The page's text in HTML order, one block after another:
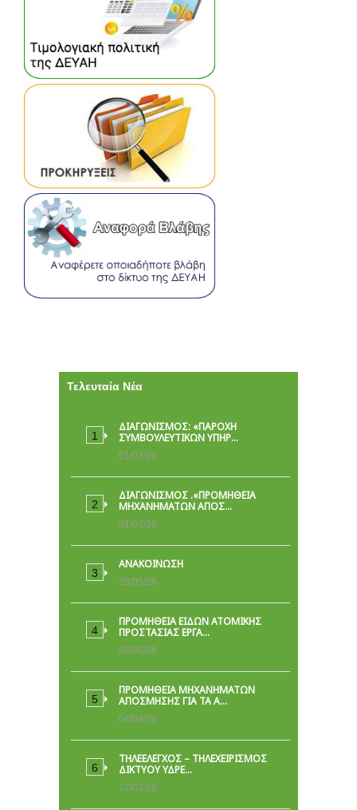
Τελευταία Νέα
ΔΙΑΓΩΝΙΣΜΟΣ: «ΠΑΡΟΧΉ
ΣΥΜΒΟΥΛΕΥΤΙΚΏΝ ΥΠΗΡ…
01/07/26
ΔΙΑΓΩΝΙΣΜΟΣ .«ΠΡΟΜΗΘΕΙΑ
ΜΗΧΑΝΗΜΑΤΩΝ ΑΠΟΣ…
01/07/26
ΑΝΑΚΟΙΝΩΣΗ
28/05/26
ΠΡΟΜΉΘΕΙΑ ΕΙΔΏΝ ΑΤΟΜΙΚΉΣ
ΠΡΟΣΤΑΣΊΑΣ ΕΡΓΑ…
08/05/26
ΠΡΟΜΗΘΕΙΑ ΜΗΧΑΝΗΜΑΤΩΝ
ΑΠΟΣΜΗΣΗΣ ΓΙΑ ΤΑ Α…
04/04/26
ΤΗΛΕΕΛΕΓΧΟΣ – ΤΗΛΕΧΕΙΡΙΣΜΟΣ
ΔΙΚΤΥΟΥ ΥΔΡΕ…
17/03/26